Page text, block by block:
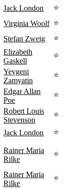
Jack London
⭐
Virginia Woolf ⭐
Stefan Zweig ⭐
Elizabeth
Gaskell
⭐
Yevgeni
Zamyatin
⭐
Edgar Allan
Poe
⭐
Robert Louis
Stevenson
⭐
Jack London ⭐
Rainer Maria
Rilke
⭐
Rainer Maria
Rilke
⭐